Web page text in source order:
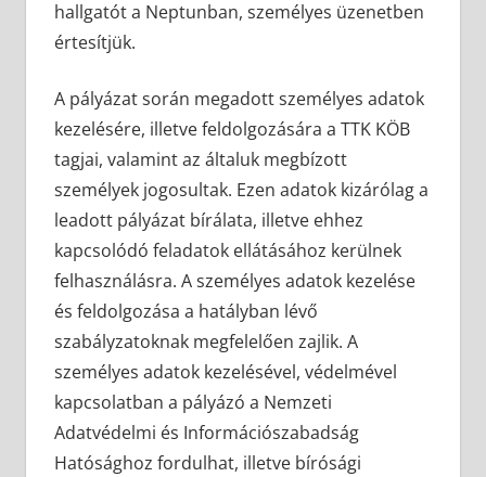
hallgatót a Neptunban, személyes üzenetben
értesítjük.
A pályázat során megadott személyes adatok
kezelésére, illetve feldolgozására a TTK KÖB
tagjai, valamint az általuk megbízott
személyek jogosultak. Ezen adatok kizárólag a
leadott pályázat bírálata, illetve ehhez
kapcsolódó feladatok ellátásához kerülnek
felhasználásra. A személyes adatok kezelése
és feldolgozása a hatályban lévő
szabályzatoknak megfelelően zajlik. A
személyes adatok kezelésével, védelmével
kapcsolatban a pályázó a Nemzeti
Adatvédelmi és Információszabadság
Hatósághoz fordulhat, illetve bírósági